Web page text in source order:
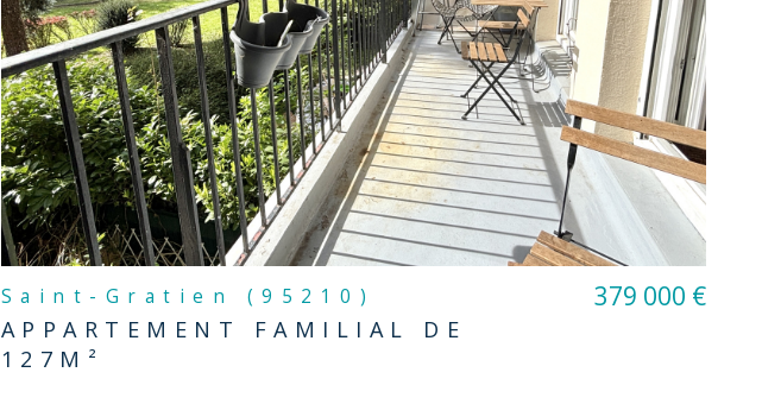
Saint-Gratien (95210)
APPARTEMENT FAMILIAL DE
127M²
379 000 €